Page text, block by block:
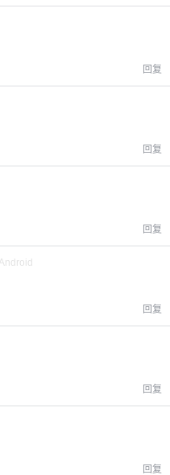
回复
回复
回复
回复
回复
回复